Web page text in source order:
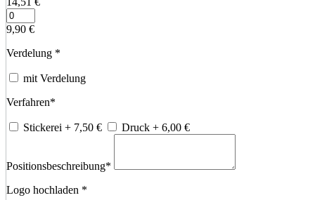
9,90 €
Verdelung *
mit Verdelung
Verfahren*
Stickerei + 7,50 € Druck + 6,00 €
Positionsbeschreibung*
Logo hochladen *